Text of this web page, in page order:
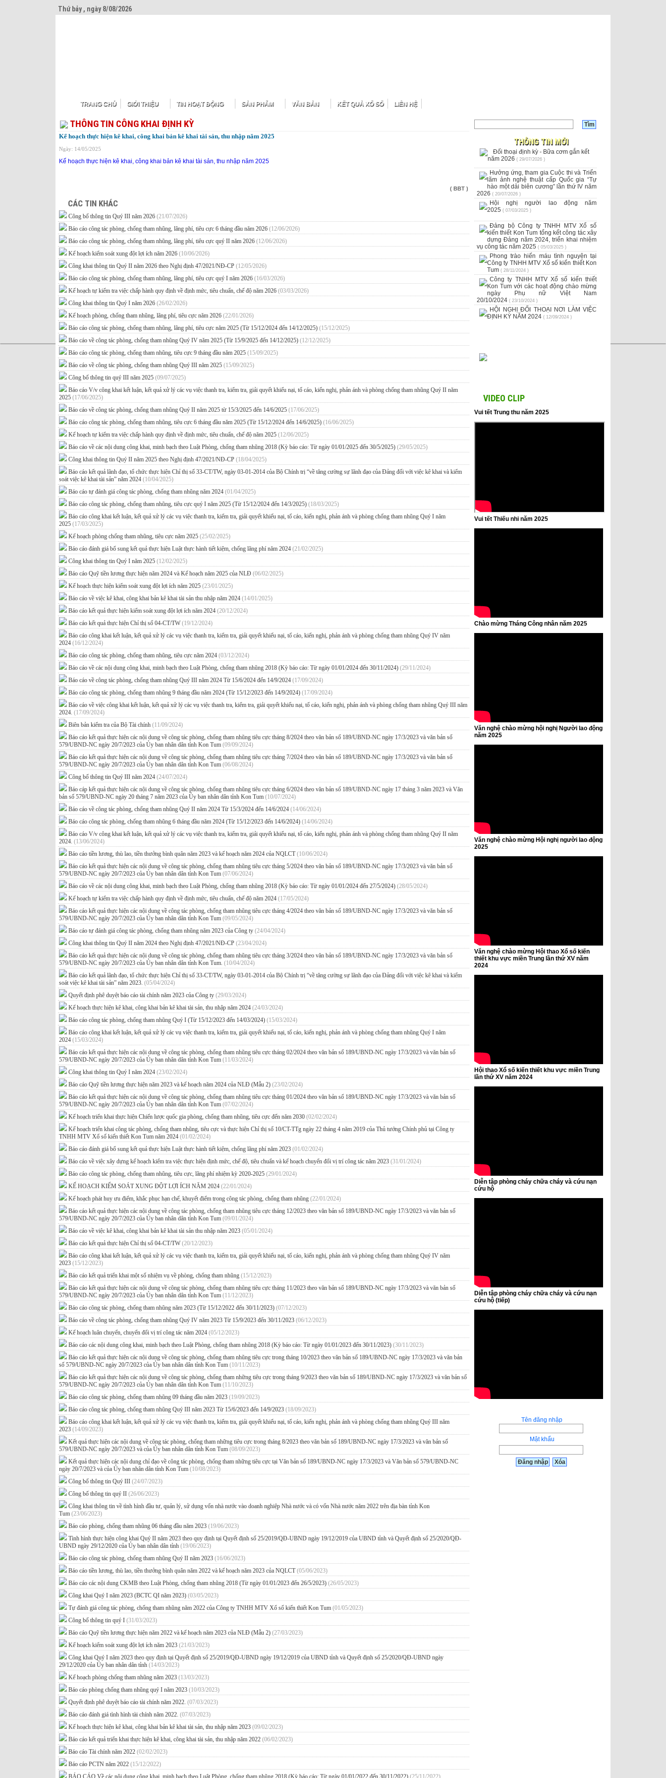
Thứ bảy , ngày 8/08/2026
TRANG CHỦ GIỚI THIỆU TIN HOẠT ĐỘNG SẢN PHẨM VĂN BẢN KẾT QUẢ XỔ SỐ LIÊN HỆ
THÔNG TIN MỚI
Đối thoại định kỳ - Bữa cơm gắn kết
năm 2026 ( 29/07/2026 )
Hưởng ứng, tham gia Cuộc thi và Triển
lãm ảnh nghệ thuật cấp Quốc gia “Tự
hào một dải biên cương” lần thứ IV năm
2026 ( 20/07/2026 )
Hội nghị người lao động năm
2025 ( 07/03/2025 )
Đảng bộ Công ty TNHH MTV Xổ số
kiến thiết Kon Tum tổng kết công tác xây
dựng Đảng năm 2024, triển khai nhiệm
vụ công tác năm 2025 ( 05/03/2025 )
Phong trào hiến máu tình nguyện tại
Công ty TNHH MTV Xổ số kiến thiết Kon
Tum ( 28/11/2024 )
Công ty TNHH MTV Xổ số kiến thiết
Kon Tum với các hoạt động chào mừng
ngày Phụ nữ Việt Nam
20/10/2024 ( 23/10/2024 )
HỘI NGHỊ ĐỐI THOẠI NƠI LÀM VIỆC
ĐỊNH KỲ NĂM 2024 ( 12/09/2024 )
VIDEO CLIP
Vui tết Trung thu năm 2025
Vui tết Thiếu nhi năm 2025
Chào mừng Tháng Công nhân năm 2025
Văn nghệ chào mừng hội nghị Người lao động
năm 2025
Văn nghệ chào mừng Hội nghị người lao động
2025
Văn nghệ chào mừng Hội thao Xổ số kiến
thiết khu vực miền Trung lần thứ XV năm
2024
Hội thao Xổ số kiến thiết khu vực miền Trung
lần thứ XV năm 2024
Diễn tập phòng cháy chữa cháy và cứu nạn
cứu hộ
Diễn tập phòng cháy chữa cháy và cứu nạn
cứu hộ (tiếp)
Tên đăng nhập
Mật khẩu
THÔNG TIN CÔNG KHAI ĐỊNH KỲ
Kế hoạch thực hiện kê khai, công khai bản kê khai tài sản, thu nhập năm 2025
Ngày: 14/05/2025
Kế hoạch thực hiện kê khai, công khai bản kê khai tài sản, thu nhập năm 2025
( BBT )
CÁC TIN KHÁC
Công bố thông tin Quý III năm 2026 (21/07/2026)
Báo cáo công tác phòng, chống tham nhũng, lãng phí, tiêu cực 6 tháng đầu năm 2026 (12/06/2026)
Báo cáo công tác phòng, chống tham nhũng, lãng phí, tiêu cực quý II năm 2026 (12/06/2026)
Kế hoạch kiểm soát xung đột lợi ích năm 2026 (10/06/2026)
Công khai thông tin Quý II năm 2026 theo Nghị định 47/2021/NĐ-CP (12/05/2026)
Báo cáo công tác phòng, chống tham nhũng, lãng phí, tiêu cực quý I năm 2026 (16/03/2026)
Kế hoạch tự kiểm tra việc chấp hành quy định về định mức, tiêu chuẩn, chế độ năm 2026 (03/03/2026)
Công khai thông tin Quý I năm 2026 (26/02/2026)
Kế hoạch phòng, chống tham nhũng, lãng phí, tiêu cực năm 2026 (22/01/2026)
Báo cáo công tác phòng, chống tham nhũng, lãng phí, tiêu cực năm 2025 (Từ 15/12/2024 đến 14/12/2025) (15/12/2025)
Báo cáo về công tác phòng, chống tham nhũng Quý IV năm 2025 (Từ 15/9/2025 đến 14/12/2025) (12/12/2025)
Báo cáo công tác phòng, chống tham nhũng, tiêu cực 9 tháng đầu năm 2025 (15/09/2025)
Báo cáo về công tác phòng, chống tham nhũng Quý III năm 2025 (15/09/2025)
Công bố thông tin quý III năm 2025 (09/07/2025)
Báo cáo V/v công khai kết luận, kết quả xử lý các vụ việc thanh tra, kiểm tra, giải quyết khiếu nại, tố cáo, kiến nghị, phản ánh và phòng chống tham nhũng Quý II năm
2025 (17/06/2025)
Báo cáo về công tác phòng, chống tham nhũng Quý II năm 2025 từ 15/3/2025 đến 14/6/2025 (17/06/2025)
Báo cáo công tác phòng, chống tham nhũng, tiêu cực 6 tháng đầu năm 2025 (Từ 15/12/2024 đến 14/6/2025) (16/06/2025)
Kế hoạch tự kiểm tra việc chấp hành quy định về định mức, tiêu chuẩn, chế độ năm 2025 (12/06/2025)
Báo cáo về các nội dung công khai, minh bạch theo Luật Phòng, chống tham nhũng 2018 (Kỳ báo cáo: Từ ngày 01/01/2025 đến 30/5/2025) (29/05/2025)
Công khai thông tin Quý II năm 2025 theo Nghị định 47/2021/NĐ-CP (18/04/2025)
Báo cáo kết quả lãnh đạo, tổ chức thực hiện Chỉ thị số 33-CT/TW, ngày 03-01-2014 của Bộ Chính trị “về tăng cường sự lãnh đạo của Đảng đối với việc kê khai và kiểm
soát việc kê khai tài sản” năm 2024 (10/04/2025)
Báo cáo tự đánh giá công tác phòng, chống tham nhũng năm 2024 (01/04/2025)
Báo cáo công tác phòng, chống tham nhũng, tiêu cực quý I năm 2025 (Từ 15/12/2024 đến 14/3/2025) (18/03/2025)
Báo cáo công khai kết luận, kết quả xử lý các vụ việc thanh tra, kiểm tra, giải quyết khiếu nại, tố cáo, kiến nghị, phản ánh và phòng chống tham nhũng Quý I năm
2025 (17/03/2025)
Kế hoạch phòng chống tham nhũng, tiêu cực năm 2025 (25/02/2025)
Báo cáo đánh giá bổ sung kết quả thực hiện Luật thực hành tiết kiệm, chống lãng phí năm 2024 (21/02/2025)
Công khai thông tin Quý I năm 2025 (12/02/2025)
Báo cáo Quỹ tiền lương thực hiện năm 2024 và Kế hoạch năm 2025 của NLĐ (06/02/2025)
Kế hoạch thực hiện kiểm soát xung đột lợi ích năm 2025 (23/01/2025)
Báo cáo về việc kê khai, công khai bản kê khai tài sản thu nhập năm 2024 (14/01/2025)
Báo cáo kết quả thực hiện kiểm soát xung đột lợi ích năm 2024 (20/12/2024)
Báo cáo kết quả thực hiện Chỉ thị số 04-CT/TW (19/12/2024)
Báo cáo công khai kết luận, kết quả xử lý các vụ việc thanh tra, kiểm tra, giải quyết khiếu nại, tố cáo, kiến nghị, phản ánh và phòng chống tham nhũng Quý IV năm
2024 (16/12/2024)
Báo cáo công tác phòng, chống tham nhũng, tiêu cực năm 2024 (03/12/2024)
Báo cáo về các nội dung công khai, minh bạch theo Luật Phòng, chống tham nhũng 2018 (Kỳ báo cáo: Từ ngày 01/01/2024 đến 30/11/2024) (29/11/2024)
Báo cáo về công tác phòng, chống tham nhũng Quý III năm 2024 Từ 15/6/2024 đến 14/9/2024 (17/09/2024)
Báo cáo công tác phòng, chống tham nhũng 9 tháng đầu năm 2024 (Từ 15/12/2023 đến 14/9/2024) (17/09/2024)
Báo cáo về việc công khai kết luận, kết quả xử lý các vụ việc thanh tra, kiểm tra, giải quyết khiếu nại, tố cáo, kiến nghị, phản ánh và phòng chống tham nhũng Quý III năm
2024. (17/09/2024)
Biên bản kiểm tra của Bộ Tài chính (11/09/2024)
Báo cáo kết quả thực hiện các nội dung về công tác phòng, chống tham nhũng tiêu cực tháng 8/2024 theo văn bản số 189/UBND-NC ngày 17/3/2023 và văn bản số
579/UBND-NC ngày 20/7/2023 của Ủy ban nhân dân tỉnh Kon Tum (09/09/2024)
Báo cáo kết quả thực hiện các nội dung về công tác phòng, chống tham nhũng tiêu cực tháng 7/2024 theo văn bản số 189/UBND-NC ngày 17/3/2023 và văn bản số
579/UBND-NC ngày 20/7/2023 của Ủy ban nhân dân tỉnh Kon Tum (06/08/2024)
Công bố thông tin Quý III năm 2024 (24/07/2024)
Báo cáp kết quả thực hiện các nội dung về công tác phòng, chống tham nhũng tiêu cực tháng 6/2024 theo văn bản số 189/UBND-NC ngày 17 tháng 3 năm 2023 và Văn
bản số 579/UBND-NC ngày 20 tháng 7 năm 2023 của Ủy ban nhân dân tỉnh Kon Tum (10/07/2024)
Báo cáo về công tác phòng, chống tham nhũng Quý II năm 2024 Từ 15/3/2024 đến 14/6/2024 (14/06/2024)
Báo cáo công tác phòng, chống tham nhũng 6 tháng đầu năm 2024 (Từ 15/12/2023 đến 14/6/2024) (14/06/2024)
Báo cáo V/v công khai kết luận, kết quả xử lý các vụ việc thanh tra, kiểm tra, giải quyết khiếu nại, tố cáo, kiến nghị, phản ánh và phòng chống tham nhũng Quý II năm
2024. (13/06/2024)
Báo cáo tiền lương, thù lao, tiền thưởng bình quân năm 2023 và kế hoạch năm 2024 của NQLCT(10/06/2024)
Báo cáo kết quả thực hiện các nội dung về công tác phòng, chống tham nhũng tiêu cực tháng 5/2024 theo văn bản số 189/UBND-NC ngày 17/3/2023 và văn bản số
579/UBND-NC ngày 20/7/2023 của Ủy ban nhân dân tỉnh Kon Tum (07/06/2024)
Báo cáo về các nội dung công khai, minh bạch theo Luật Phòng, chống tham nhũng 2018 (Kỳ báo cáo: Từ ngày 01/01/2024 đến 27/5/2024) (28/05/2024)
Kế hoạch tự kiểm tra việc chấp hành quy định về định mức, tiêu chuẩn, chế độ năm 2024 (17/05/2024)
Báo cáo kết quả thực hiện các nội dung về công tác phòng, chống tham nhũng tiêu cực tháng 4/2024 theo văn bản số 189/UBND-NC ngày 17/3/2023 và văn bản số
579/UBND-NC ngày 20/7/2023 của Ủy ban nhân dân tỉnh Kon Tum (09/05/2024)
Báo cáo tự đánh giá công tác phòng, chống tham nhũng năm 2023 của Công ty (24/04/2024)
Công khai thông tin Quý II năm 2024 theo Nghị định 47/2021/NĐ-CP (23/04/2024)
Báo cáo kết quả thực hiện các nội dung về công tác phòng, chống tham nhũng tiêu cực tháng 3/2024 theo văn bản số 189/UBND-NC ngày 17/3/2023 và văn bản số
579/UBND-NC ngày 20/7/2023 của Ủy ban nhân dân tỉnh Kon Tum. (10/04/2024)
Báo cáo kết quả lãnh đạo, tổ chức thực hiện Chỉ thị số 33-CT/TW, ngày 03-01-2014 của Bộ Chính trị “về tăng cường sự lãnh đạo của Đảng đối với việc kê khai và kiểm
soát việc kê khai tài sản” năm 2023. (05/04/2024)
Quyết định phê duyệt báo cáo tài chính năm 2023 của Công ty (29/03/2024)
Kế hoạch thực hiện kê khai, công khai bản kê khai tài sản, thu nhập năm 2024 (24/03/2024)
Báo cáo công tác phòng, chống tham nhũng Quý I (Từ 15/12/2023 đến 14/03/2024) (15/03/2024)
Báo cáo công khai kết luận, kết quả xử lý các vụ việc thanh tra, kiểm tra, giải quyết khiếu nại, tố cáo, kiến nghị, phản ánh và phòng chống tham nhũng Quý I năm
2024 (15/03/2024)
Báo cáo kết quả thực hiện các nội dung về công tác phòng, chống tham nhũng tiêu cực tháng 02/2024 theo văn bản số 189/UBND-NC ngày 17/3/2023 và văn bản số
579/UBND-NC ngày 20/7/2023 của Ủy ban nhân dân tỉnh Kon Tum (11/03/2024)
Công khai thông tin Quý I năm 2024 (23/02/2024)
Báo cáo Quỹ tiền lương thực hiện năm 2023 và kế hoạch năm 2024 của NLĐ (Mẫu 2) (23/02/2024)
Báo cáo kết quả thực hiện các nội dung về công tác phòng, chống tham nhũng tiêu cực tháng 01/2024 theo văn bản số 189/UBND-NC ngày 17/3/2023 và văn bản số
579/UBND-NC ngày 20/7/2023 của Ủy ban nhân dân tỉnh Kon Tum (07/02/2024)
Kế hoạch triển khai thực hiện Chiến lược quốc gia phòng, chống tham nhũng, tiêu cực đến năm 2030 (02/02/2024)
Kế hoạch triển khai công tác phòng, chống tham nhũng, tiêu cực và thực hiện Chỉ thị số 10/CT-TTg ngày 22 tháng 4 năm 2019 của Thủ tướng Chính phủ tại Công ty
TNHH MTV Xổ số kiến thiết Kon Tum năm 2024 (01/02/2024)
Báo cáo đánh giá bổ sung kết quả thực hiện Luật thực hành tiết kiệm, chống lãng phí năm 2023 (01/02/2024)
Báo cáo về việc xây dựng kế hoạch kiểm tra việc thực hiện định mức, chế độ, tiêu chuẩn và kế hoạch chuyển đổi vị trí công tác năm 2023 (31/01/2024)
Báo cáo công tác phòng, chống tham nhũng, tiêu cực, lãng phí nhiệm kỳ 2020-2025 (29/01/2024)
KẾ HOẠCH KIỂM SOÁT XUNG ĐỘT LỢI ÍCH NĂM 2024 (22/01/2024)
Kế hoạch phát huy ưu điểm, khắc phục hạn chế, khuyết điểm trong công tác phòng, chống tham nhũng (22/01/2024)
Báo cáo kết quả thực hiện các nội dung về công tác phòng, chống tham nhũng tiêu cực tháng 12/2023 theo văn bản số 189/UBND-NC ngày 17/3/2023 và văn bản số
579/UBND-NC ngày 20/7/2023 của Ủy ban nhân dân tỉnh Kon Tum (09/01/2024)
Báo cáo về việc kê khai, công khai bản kê khai tài sản thu nhập năm 2023 (05/01/2024)
Báo cáo kết quả thực hiện Chỉ thị số 04-CT/TW (20/12/2023)
Báo cáo công khai kết luận, kết quả xử lý các vụ việc thanh tra, kiểm tra, giải quyết khiếu nại, tố cáo, kiến nghị, phản ánh và phòng chống tham nhũng Quý IV năm
2023 (15/12/2023)
Báo cáo kết quả triển khai một số nhiệm vụ về phòng, chống tham nhũng (15/12/2023)
Báo cáo kết quả thực hiện các nội dung về công tác phòng, chống tham nhũng tiêu cực tháng 11/2023 theo văn bản số 189/UBND-NC ngày 17/3/2023 và văn bản số
579/UBND-NC ngày 20/7/2023 của Ủy ban nhân dân tỉnh Kon Tum (11/12/2023)
Báo cáo công tác phòng, chống tham nhũng năm 2023 (Từ 15/12/2022 đến 30/11/2023) (07/12/2023)
Báo cáo về công tác phòng, chống tham nhũng Quý IV năm 2023 Từ 15/9/2023 đến 30/11/2023 (06/12/2023)
Kế hoạch luân chuyển, chuyển đổi vị trí công tác năm 2024 (05/12/2023)
Báo cáo các nội dung công khai, minh bạch theo Luật Phòng, chống tham nhũng 2018 (Kỳ báo cáo: Từ ngày 01/01/2023 đến 30/11/2023) (30/11/2023)
Báo cáo kết quả thực hiện các nội dung về công tác phòng, chống tham nhũng tiêu cực trong tháng 10/2023 theo văn bản số 189/UBND-NC ngày 17/3/2023 và văn bản
số 579/UBND-NC ngày 20/7/2023 của Ủy ban nhân dân tỉnh Kon Tum (10/11/2023)
Báo cáo kết quả thực hiện các nội dung về công tác phòng, chống tham những tiêu cực trong tháng 9/2023 theo văn bản số 189/UBND-NC ngày 17/3/2023 và văn bản số
579/UBND-NC ngày 20/7/2023 của Ủy ban nhân dân tỉnh Kon Tum (11/10/2023)
Báo cáo công tác phòng, chống tham nhũng 09 tháng đầu năm 2023 (19/09/2023)
Báo cáo công tác phòng, chống tham nhũng Quý III năm 2023 Từ 15/6/2023 đến 14/9/2023 (18/09/2023)
Báo cáo công khai kết luận, kết quả xử lý các vụ việc thanh tra, kiểm tra, giải quyết khiếu nại, tố cáo, kiến nghị, phản ánh và phòng chống tham nhũng Quý III năm
2023 (14/09/2023)
Kết quả thực hiện các nội dung về công tác phòng, chống tham những tiêu cực trong tháng 8/2023 theo văn bản số 189/UBND-NC ngày 17/3/2023 và văn bản số
579/UBND-NC ngày 20/7/2023 và của Ủy ban nhân dân tỉnh Kon Tum (08/09/2023)
Kết quả thực hiện các nội dung chỉ đạo về công tác phòng, chống tham những tiêu cực tại Văn bản số 189/UBND-NC ngày 17/3/2023 và Văn bản số 579/UBND-NC
ngày 20/7/2023 và của Ủy ban nhân dân tỉnh Kon Tum (10/08/2023)
Công bố thông tin Quý III (24/07/2023)
Công bố thông tin quý II (26/06/2023)
Công khai thông tin về tình hình đầu tư, quản lý, sử dụng vốn nhà nước vào doanh nghiệp Nhà nước và có vốn Nhà nước năm 2022 trên địa bàn tỉnh Kon
Tum (23/06/2023)
Báo cáo phòng, chống tham nhũng 06 tháng đầu năm 2023 (19/06/2023)
Tình hình thực hiện công khai Quý II năm 2023 theo quy định tại Quyết định số 25/2019/QĐ-UBND ngày 19/12/2019 của UBND tỉnh và Quyết định số 25/2020/QĐ-
UBND ngày 29/12/2020 của Ủy ban nhân dân tỉnh (19/06/2023)
Báo cáo công tác phòng, chống tham nhũng Quý II năm 2023 (16/06/2023)
Báo cáo tiền lương, thù lao, tiền thưởng bình quân năm 2022 và kế hoạch năm 2023 của NQLCT(05/06/2023)
Báo cáo các nội dung CKMB theo Luật Phòng, chống tham nhũng 2018 (Từ ngày 01/01/2023 đến 26/5/2023) (26/05/2023)
Công khai Quý I năm 2023 (BCTC QI năm 2023) (03/05/2023)
Tự đánh giá công tác phòng, chống tham nhũng năm 2022 của Công ty TNHH MTV Xổ số kiến thiết Kon Tum (01/05/2023)
Công bố thông tin quý I (31/03/2023)
Báo cáo Quỹ tiền lương thực hiện năm 2022 và kế hoạch năm 2023 của NLĐ (Mẫu 2) (27/03/2023)
Kế hoạch kiểm soát xung đột lợi ích năm 2023 (21/03/2023)
Công khai Quý I năm 2023 theo quy định tại Quyết định số 25/2019/QĐ-UBND ngày 19/12/2019 của UBND tỉnh và Quyết định số 25/2020/QĐ-UBND ngày
29/12/2020 của Ủy ban nhân dân tỉnh (14/03/2023)
Kế hoạch phòng chống tham nhũng năm 2023 (13/03/2023)
Báo cáo phòng chống tham nhũng quý I năm 2023 (10/03/2023)
Quyết định phê duyệt báo cáo tài chính năm 2022. (07/03/2023)
Báo cáo đánh giá tình hình tài chính năm 2022. (07/03/2023)
Kế hoạch thực hiện kê khai, công khai bản kê khai tài sản, thu nhập năm 2023 (09/02/2023)
Báo cáo kết quả triển khai thực hiện kê khai, công khai tài sản, thu nhập năm 2022 (06/02/2023)
Báo cáo Tài chính năm 2022 (02/02/2023)
Báo cáo PCTN năm 2022 (15/12/2022)
BÁO CÁO Về các nội dung công khai, minh bạch theo Luật Phòng, chống tham nhũng 2018 (Kỳ báo cáo: Từ ngày 01/01/2022 đến 30/11/2022) (25/11/2022)